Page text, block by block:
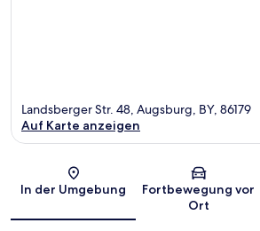
Karte
Landsberger Str. 48, Augsburg, BY, 86179
Auf Karte anzeigen
In der Umgebung
Fortbewegung vor
Ort